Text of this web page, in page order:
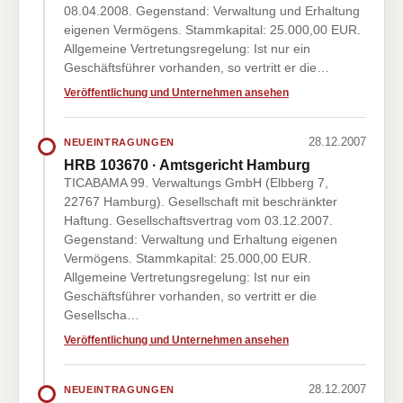
08.04.2008. Gegenstand: Verwaltung und Erhaltung
eigenen Vermögens. Stammkapital: 25.000,00 EUR.
Allgemeine Vertretungsregelung: Ist nur ein
Geschäftsführer vorhanden, so vertritt er die…
Veröffentlichung und Unternehmen ansehen
NEUEINTRAGUNGEN 28.12.2007
HRB 103670 · Amtsgericht Hamburg
TICABAMA 99. Verwaltungs GmbH (Elbberg 7,
22767 Hamburg). Gesellschaft mit beschränkter
Haftung. Gesellschaftsvertrag vom 03.12.2007.
Gegenstand: Verwaltung und Erhaltung eigenen
Vermögens. Stammkapital: 25.000,00 EUR.
Allgemeine Vertretungsregelung: Ist nur ein
Geschäftsführer vorhanden, so vertritt er die
Gesellscha…
Veröffentlichung und Unternehmen ansehen
NEUEINTRAGUNGEN 28.12.2007